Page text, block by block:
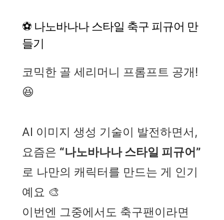
⚽ 나노바나나 스타일 축구 피규어 만
들기
코믹한 골 세리머니 프롬프트 공개!
😆
AI 이미지 생성 기술이 발전하면서,
요즘은 “나노바나나 스타일 피규어”
로 나만의 캐릭터를 만드는 게 인기
예요 🎨
이번엔 그중에서도 축구팬이라면